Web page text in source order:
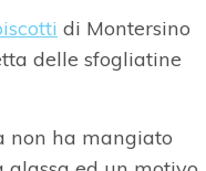
di Montersino
delle sfogliatine
non ha mangiato